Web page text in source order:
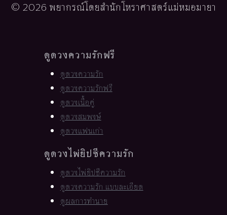
© 2026 พยากรณ์โดยสำนักโหราศาสตร์แม่หมอมายา
ดูดวงความรักฟรี
ดูดวงความรัก
ดูดวงความรักฟรี
ดูดวงเนื้อคู่
ดูดวงสมพงษ์
ดูดวงแฟนเก่า
ดูดวงไพ่ยิปซีความรัก
ดูดวงไพ่ยิปซีความรัก
ดูดวงความรัก แบบละเอียด
ดูผลการทำนาย